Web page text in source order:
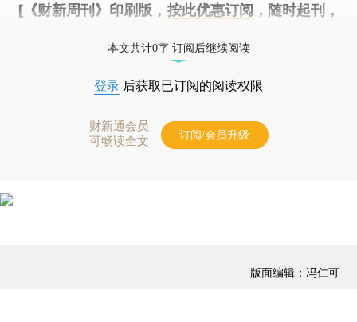
[《财新周刊》印刷版， 按此优惠订阅 ，随时起刊，
本文共计0字 订阅后继续阅读
登录 后获取已订阅的阅读权限
财新通会员
可畅读全文
订阅/会员升级
版面编辑：冯仁可